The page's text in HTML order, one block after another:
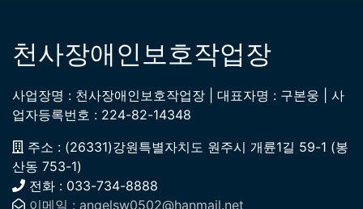
천사장애인보호작업장
사업장명 : 천사장애인보호작업장 | 대표자명 : 구본웅 | 사
업자등록번호 : 224-82-14348
주소 : (26331)강원특별자치도 원주시 개륜1길 59-1 (봉
산동 753-1)
전화 : 033-734-8888
이메일 : angelsw0502@hanmail.net